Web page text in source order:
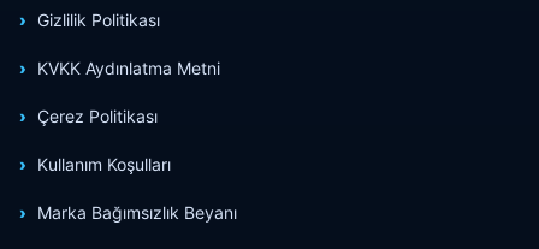
Gizlilik Politikası
KVKK Aydınlatma Metni
Çerez Politikası
Kullanım Koşulları
Marka Bağımsızlık Beyanı